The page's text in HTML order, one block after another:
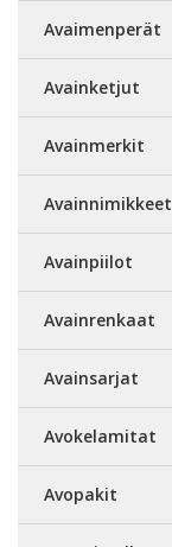
Avaimenperät
Avainketjut
Avainmerkit
Avainnimikkeet
Avainpiilot
Avainrenkaat
Avainsarjat
Avokelamitat
Avopakit